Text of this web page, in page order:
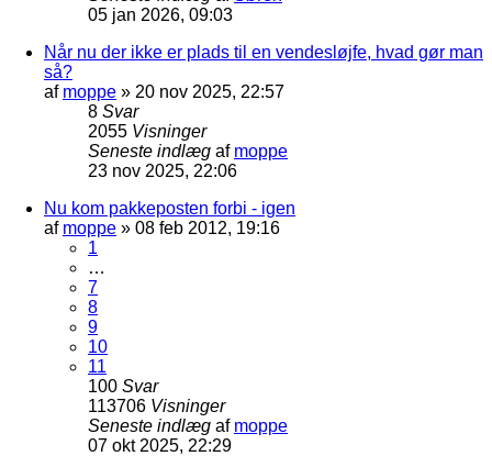
05 jan 2026, 09:03
Når nu der ikke er plads til en vendesløjfe, hvad gør man
så?
af moppe » 20 nov 2025, 22:57
8 Svar
2055 Visninger
Seneste indlæg af moppe
23 nov 2025, 22:06
Nu kom pakkeposten forbi - igen
af moppe » 08 feb 2012, 19:16
1
…
7
8
9
10
11
100 Svar
113706 Visninger
Seneste indlæg af moppe
07 okt 2025, 22:29